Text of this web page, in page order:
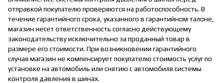
отправкой покупателю проверяются на работоспособность. В
течение гарантийного срока, указанного в гарантийном талоне,
магазин несет ответственность согласно действующему
законодательству исключительно за проданный товар в
размере его стоимости. При возникновении гарантийного
случая магазин не компенсирует покупателю стоимость услуг по
установке на автомобиль или снятию с автомобиля системы
контроля давления в шинах.